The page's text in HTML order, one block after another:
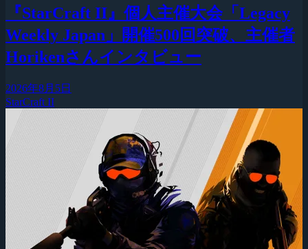
『StarCraft II』個人主催大会「Legacy
Weekly Japan」開催500回突破、主催者
Horikenさんインタビュー
2026年8月5日
StarCraft II